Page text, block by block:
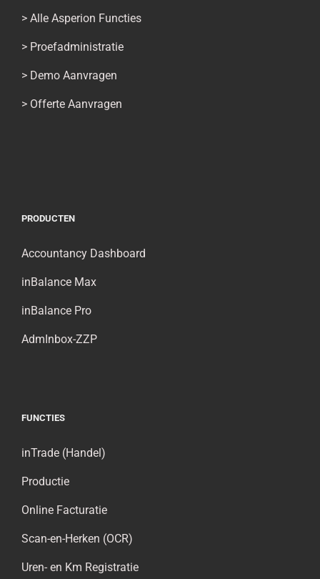
> Alle Asperion Functies
> Proefadministratie
> Demo Aanvragen
> Offerte Aanvragen
PRODUCTEN
Accountancy Dashboard
inBalance Max
inBalance Pro
AdmInbox-ZZP
FUNCTIES
inTrade (Handel)
Productie
Online Facturatie
Scan-en-Herken (OCR)
Uren- en Km Registratie